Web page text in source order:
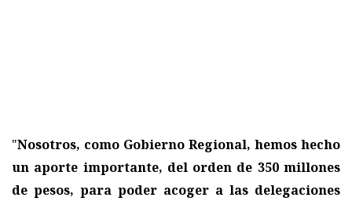
"Nosotros, como Gobierno Regional, hemos hecho
un aporte importante, del orden de 350 millones
de pesos, para poder acoger a las delegaciones